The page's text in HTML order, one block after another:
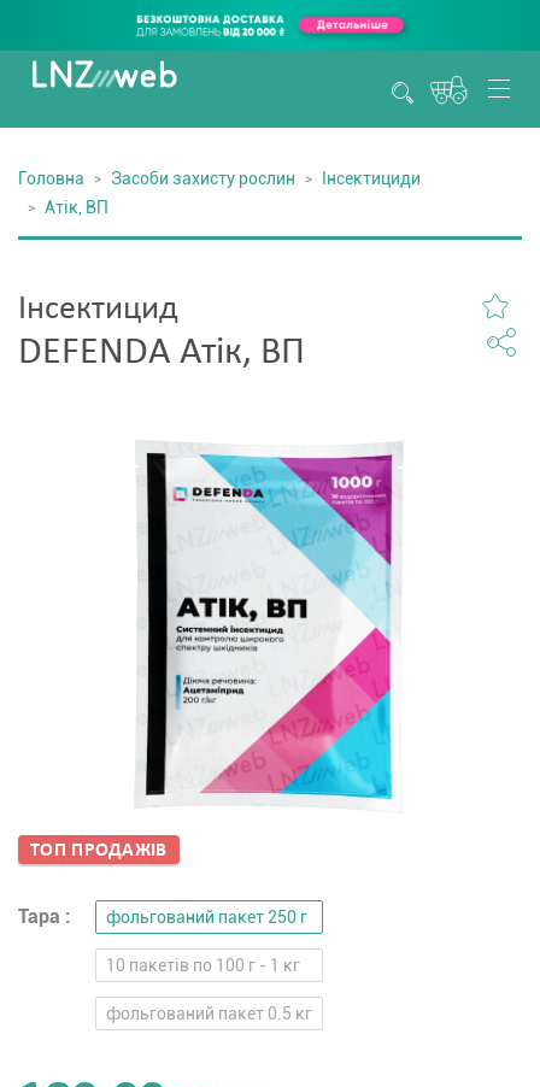
Головна Засоби захисту рослин
Інсектициди
Атік, ВП
Інсектицид
DEFENDA Атік, ВП
ТОП ПРОДАЖIВ
Тара : фольгований пакет 250 г
10 пакетів по 100 г - 1 кг
фольгований пакет 0.5 кг